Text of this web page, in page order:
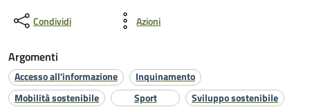
Condividi Azioni
Argomenti
Accesso all'informazione
Inquinamento
Mobilità sostenibile
Sport Sviluppo sostenibile